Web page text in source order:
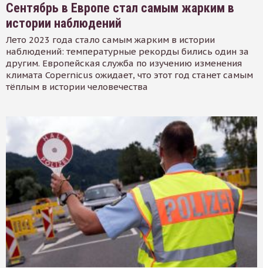
Сентябрь в Европе стал самым жарким в
истории наблюдений
Лето 2023 года стало самым жарким в истории
наблюдений: температурные рекорды бились один за
другим. Европейская служба по изучению изменения
климата Copernicus ожидает, что этот год станет самым
тёплым в истории человечества